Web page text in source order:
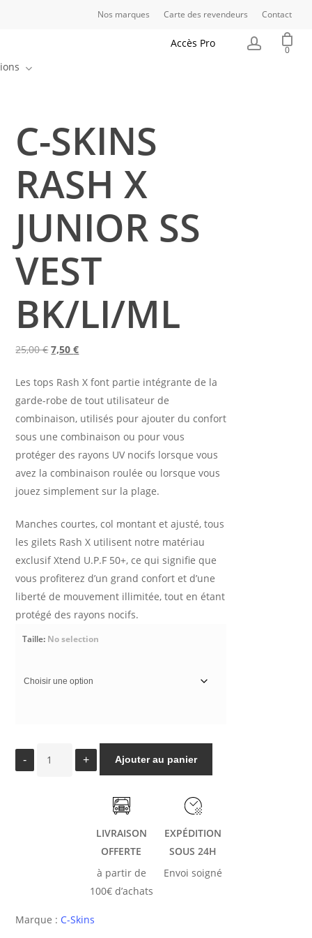
Nos marques Carte des revendeurs Contact
Accès Pro account
0
Close
C-SKINS
RASH X
JUNIOR SS
VEST
BK/LI/ML
25,00€Le
initial
était :
25,00 €.
7,50€Le
actuel
est :
7,50 €.
Les tops Rash X font partie intégrante de la
garde-robe de tout utilisateur de
combinaison, utilisés pour ajouter du confort
sous une combinaison ou pour vous
protéger des rayons UV nocifs lorsque vous
avez la combinaison roulée ou lorsque vous
jouez simplement sur la plage.
Manches courtes, col montant et ajusté, tous
les gilets Rash X utilisent notre matériau
exclusif Xtend U.P.F 50+, ce qui signifie que
vous profiterez d’un grand confort et d’une
liberté de mouvement illimitée, tout en étant
protégé des rayons nocifs.
Taille: No selection
Ajouter au panier
LIVRAISON
OFFERTE
à partir de
100€ d’achats
EXPÉDITION
SOUS 24H
Envoi soigné
Marque : C-Skins